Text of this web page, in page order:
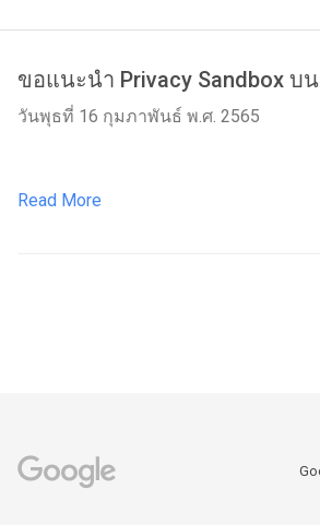
ขอแนะนำ Privacy Sandbox บ
วันพุธที่ 16 กุมภาพันธ์ พ.ศ. 2565
Read More